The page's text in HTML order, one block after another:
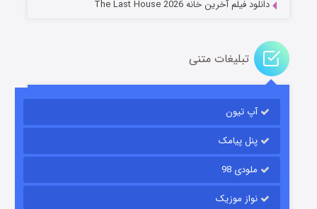
دانلود فیلم آخرین خانه The Last House 2026
تبلیغات متنی
آپ تیون
پنل پیامک
ملودی 98
نواز موزیک